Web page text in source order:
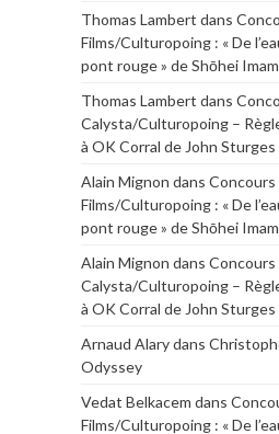
Thomas Lambert dans
Films/Culturopoing : « De
pont rouge » de Shōhei
Thomas Lambert dans
Calysta/Culturopoing –
à OK Corral de John Sturges
Alain Mignon dans
Films/Culturopoing : « De
pont rouge » de Shōhei
Alain Mignon dans Concours
Calysta/Culturopoing –
à OK Corral de John Sturges
Arnaud Alarydans
Odyssey
Vedat Belkacem dans
Films/Culturopoing : « De